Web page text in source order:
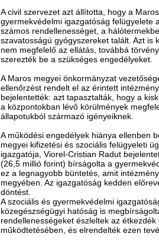
A civil szervezet azt állította, hogy a
gyermekvédelmi igazgatóság felügyelete
számos rendellenességet, a
szavatosságú gyógyszereket talált. Azt is
nem megfelelő az ellátás, továbbá
szerezték be a szükséges engedélyeket.
A Maros megyei önkormányzat
ellenőrzést rendelt el az érintett
bejelentették: azt tapasztalták, hogy a
a központokban lévő körülmények
állapotukból származó igényeiknek.
A működési engedélyek hiánya ellenben
megyei kifizetési és szociális felügyeleti
igazgatója, Viorel-Cristian Radut
(26,5 millió forint) bírságolta a
ez a legnagyobb büntetés, amit
megyében. Az igazgatóság kedden
döntést.
A szociális és gyermekvédelmi
közegészségügyi hatóság is
rendellenességeket észleltek az étkezdék
működtetésében, és elrendelték ezen